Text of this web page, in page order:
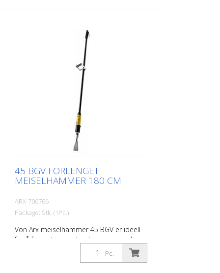
lang driftstid og enkel betjening. Vekt
(uten meisel): 5,4 kg (12,0 lbs) Lengde
(uten meisel) 1750 mm (69 tommer)
Luftforbruk: 125 l/min (4,4 cfm) Lufttrykk:
Maks. 7 bar (100 psi) Tilkobling: G 3/8
45 BGV FORLENGET
MEISELHAMMER 180 CM
ARX-706766
Package: Stk. (1Pc.)
Von Arx meiselhammer 45 BGV er ideell
for å fjerne tepper, banke av gammel
puss, strømpe naturstein, meisle ut fuger
og spissarbeid på murverk. Det finnes
Pc.